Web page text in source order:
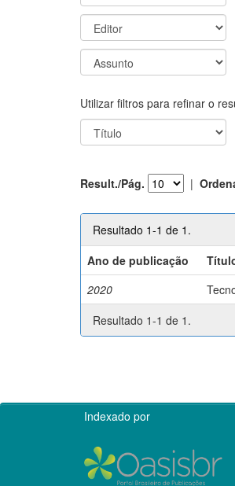
Utilizar filtros para refinar o
Result./Pág. |
Resultado 1-1 de 1.
Ano de publicação
2020
Resultado 1-1 de 1.
Indexado por